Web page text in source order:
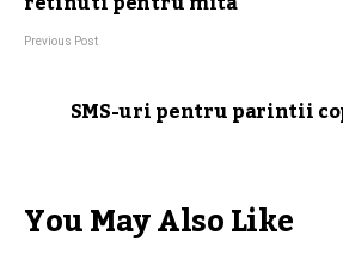
Previous Post
SMS-uri pentru parintii
You May Also Like